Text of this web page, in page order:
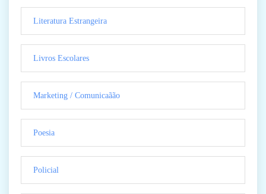
Literatura Estrangeira
Livros Escolares
Marketing / Comunicaãão
Poesia
Policial